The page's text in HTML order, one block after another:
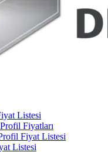
Listesi
Fiyatları
Fiyat Listesi
Listesi